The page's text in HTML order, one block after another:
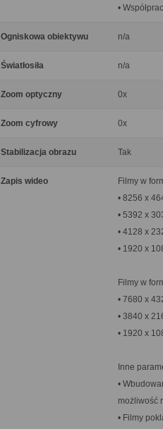
•
Ogniskowa obiektywu n/a
Światłosiła n/a
Zoom optyczny 0x
Zoom cyfrowy 0x
Stabilizacja obrazu Tak
Zapis wideo
Filmy w
• 8256 x
• 5392 x
• 4128 x
• 1920 x
Filmy w
• 7680 x
• 3840 x
• 1920 x
Inne
•
możliwość
• Filmy